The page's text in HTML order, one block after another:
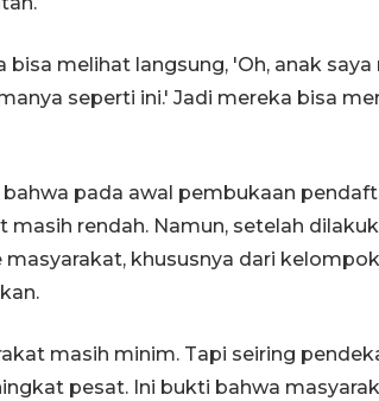
bisa melihat langsung, 'Oh, anak
seperti ini.' Jadi mereka bisa
pada awal pembukaan
masih rendah. Namun, setelah
masyarakat, khususnya dari
masih minim. Tapi seiring
pesat. Ini bukti bahwa